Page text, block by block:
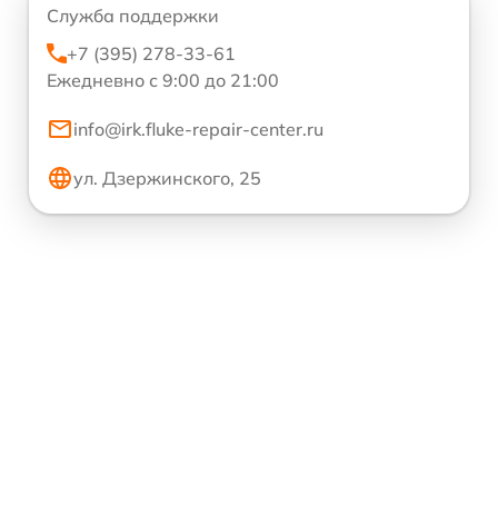
Служба поддержки
+7 (395) 278-33-61
Ежедневно с 9:00 до 21:00
info@irk.fluke-repair-center.ru
ул. Дзержинского, 25